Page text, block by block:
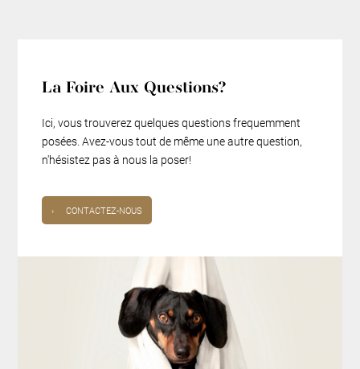
La Foire Aux Questions?
Ici, vous trouverez quelques questions frequemment
posées. Avez-vous tout de même une autre question,
n'hésistez pas à nous la poser!
› CONTACTEZ-NOUS